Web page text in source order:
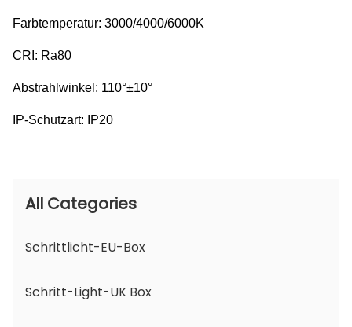
Farbtemperatur: 3000/4000/6000K
CRI: Ra80
Abstrahlwinkel: 110°±10°
IP-Schutzart: IP20
All Categories
Schrittlicht-EU-Box
Schritt-Light-UK Box